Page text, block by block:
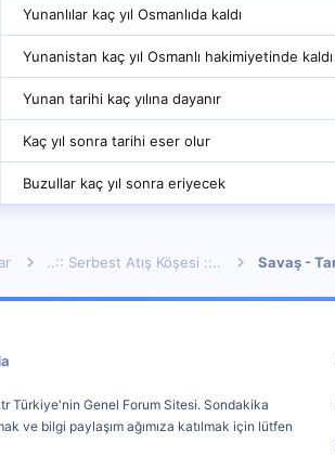
Yunanlılar kaç yıl Osmanlıda kaldı
Yunanistan kaç yıl Osmanlı hakimiyetinde kaldı
Yunan tarihi kaç yılına dayanır
Kaç yıl sonra tarihi eser olur
Buzullar kaç yıl sonra eriyecek
..:: Serbest Atış Köşesi ::.. Savaş -
Türkiye'nin Genel Forum Sitesi. Sondakika
ve bilgi paylaşım ağımıza katılmak için lütfen